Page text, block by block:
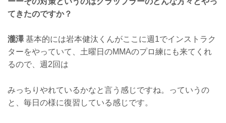
てきたのですか？
瀧澤基本的には岩本健汰くんがここに週1でインストラク
ターをやっていて、土曜日のMMAのプロ練にも来てくれ
るので、週2回は
みっちりやれているかなと言う感じですね。っていうの
と、毎日の様に復習している感じです。